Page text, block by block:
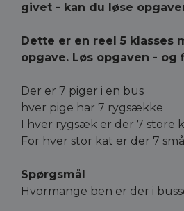
givet - kan du løse
Dette er en reel 5 klasses
opgave. Løs opgaven - og
Der er 7 piger i en bus
hver pige har 7 rygsække
I hver rygsæk er der 7 store
For hver stor kat er der 7
Spørgsmål
Hvormange ben er der i